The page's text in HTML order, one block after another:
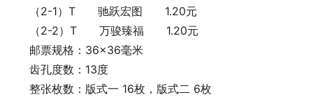
（2-1）T 驰跃宏图 1.20元
（2-2）T 万骏臻福 1.20元
邮票规格：36×36毫米
齿孔度数：13度
整张枚数：版式一 16枚，版式二 6枚